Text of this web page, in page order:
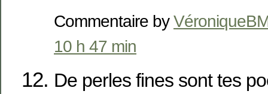
Commentaire by
10 h 47 min
De perles fines sont tes